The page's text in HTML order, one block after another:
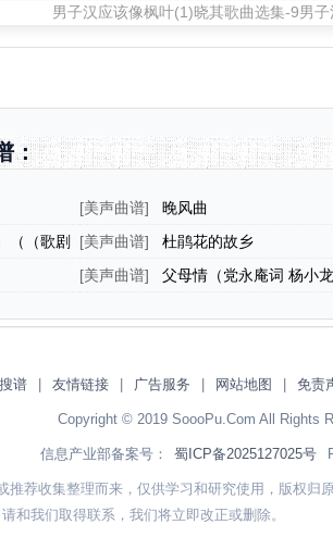
：
[美声曲谱] 晚风曲
（（歌剧
[美声曲谱] 杜鹃花的故乡
[美声曲谱] 父母情（党永庵词 杨小龙
谱 友情链接 广告服务 网站地图 免责
Copyright © 2019 SoooPu.Com All Rights
信息产业部备案号： 蜀ICP备2025127025号
推荐收集整理而来，仅供学习和研究使用，版权归
和我们取得联系，我们将立即改正或删除。